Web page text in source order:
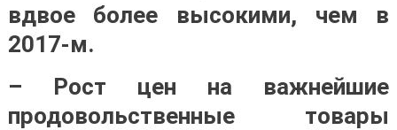
вдвое более высокими, чем в
2017-м.
– Рост цен на важнейшие
продовольственные товары